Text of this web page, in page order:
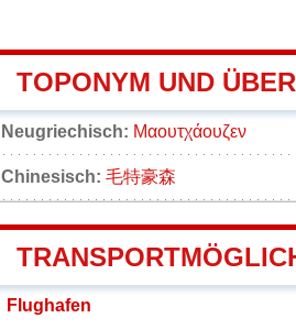
TOPONYM UND
Neugriechisch: Μαουτχάουζεν
Chinesisch: 毛特豪森
Flughafen